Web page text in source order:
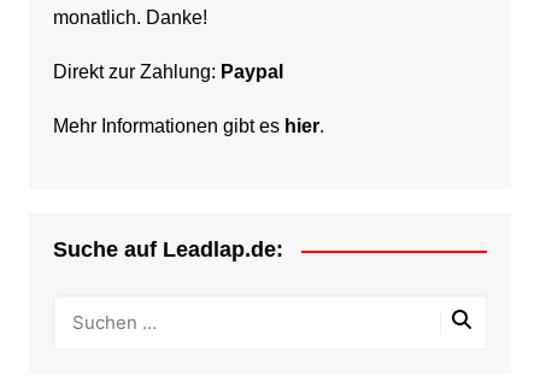
monatlich. Danke!
Direkt zur Zahlung: Paypal
Mehr Informationen gibt es hier.
Suche auf Leadlap.de: